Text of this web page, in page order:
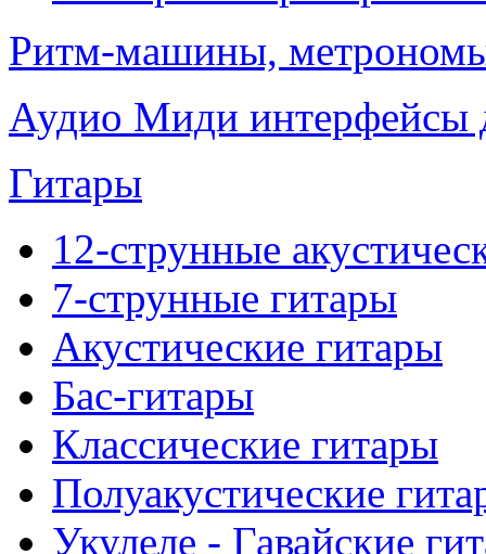
Ритм-машины,
Аудио Миди интерфейсы
Гитары
12-струнные
7-струнные гитары
Акустические гитары
Бас-гитары
Классические гитары
Полуакустические
Укулеле - Гавайские